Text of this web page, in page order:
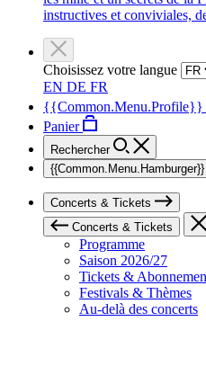
instructives et conviviales,
Choisissez votre langue
EN DE FR
{{Common.Menu.Profile}}
Panier
Rechercher
{{Common.Menu.Hamburger}}
Concerts & Tickets
Concerts & Tickets
Programme
Saison 2026/27
Tickets &
Festivals & Thèmes
Au-delà des concerts